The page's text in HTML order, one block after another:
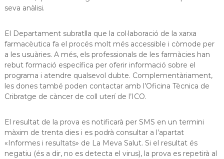
seva anàlisi.
El Departament subratlla que la col·laboració de la xarxa
farmacèutica fa el procés molt més accessible i còmode per
a les usuàries. A més, els professionals de les farmàcies han
rebut formació específica per oferir informació sobre el
programa i atendre qualsevol dubte. Complementàriament,
les dones també poden contactar amb l’Oficina Tècnica de
Cribratge de càncer de coll uterí de l’ICO.
El resultat de la prova es notificarà per SMS en un termini
màxim de trenta dies i es podrà consultar a l’apartat
«Informes i resultats» de La Meva Salut. Si el resultat és
negatiu (és a dir, no es detecta el virus), la prova es repetirà al